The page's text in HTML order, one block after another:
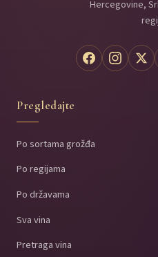
Hercegovine,
Pregledajte
Po sortama grožđa
Po regijama
Po državama
Sva vina
Pretraga vina